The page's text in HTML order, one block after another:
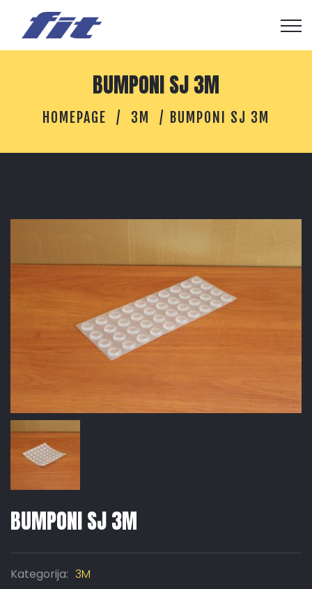
BUMPONI SJ 3M
HOMEPAGE 3M BUMPONI SJ 3M
BUMPONI SJ 3M
Kategorija: 3M